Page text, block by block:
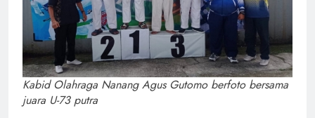
Kabid Olahraga Nanang Agus Gutomo berfoto bersama
juara U-73 putra